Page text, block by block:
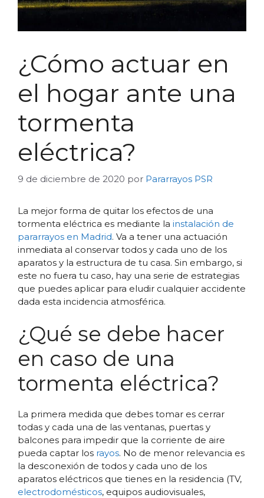
¿Cómo actuar en
el hogar ante una
tormenta
eléctrica?
9 de diciembre de 2020 por Pararrayos PSR
La mejor forma de quitar los efectos de una
tormenta eléctrica es mediante la instalación de
pararrayos en Madrid. Va a tener una actuación
inmediata al conservar todos y cada uno de los
aparatos y la estructura de tu casa. Sin embargo, si
este no fuera tu caso, hay una serie de estrategias
que puedes aplicar para eludir cualquier accidente
dada esta incidencia atmosférica.
¿Qué se debe hacer
en caso de una
tormenta eléctrica?
La primera medida que debes tomar es cerrar
todas y cada una de las ventanas, puertas y
balcones para impedir que la corriente de aire
pueda captar los rayos. No de menor relevancia es
la desconexión de todos y cada uno de los
aparatos eléctricos que tienes en la residencia (TV,
electrodomésticos, equipos audiovisuales,